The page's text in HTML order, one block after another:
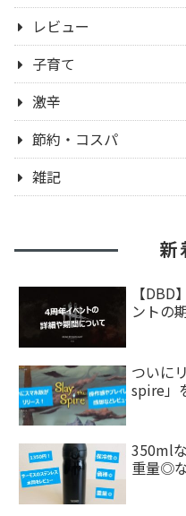
レビュー
子育て
激辛
節約・コスパ
雑記
新
【
ントの
ついに
spire」
350ml
重量◎